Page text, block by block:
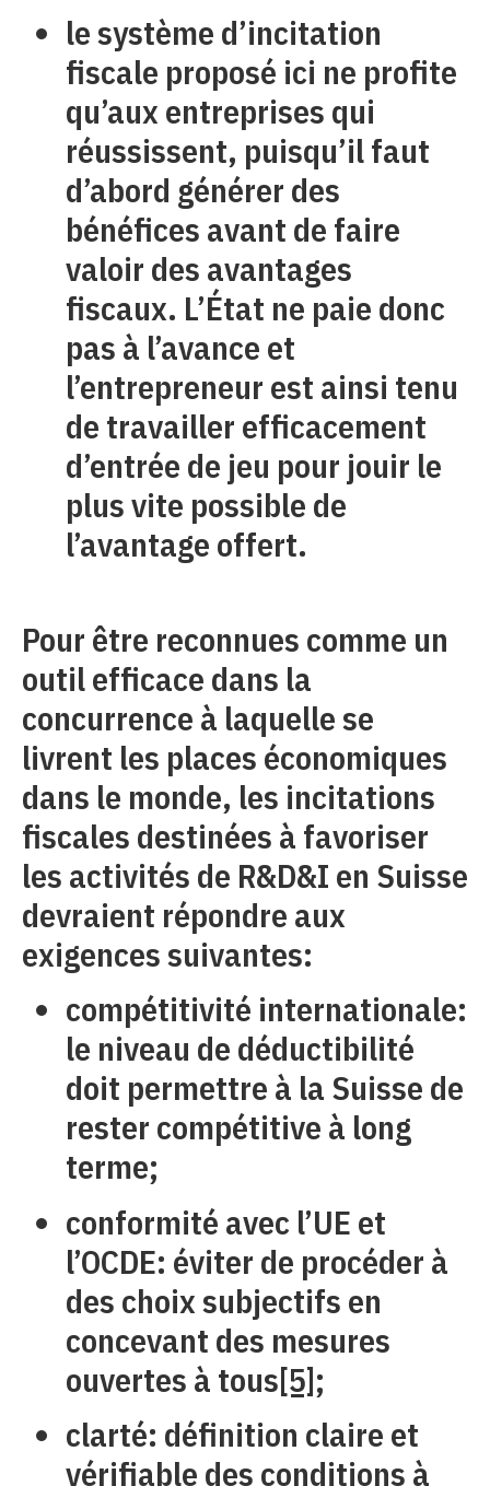
le système d’incitation
fiscale proposé ici ne profite
qu’aux entreprises qui
réussissent, puisqu’il faut
d’abord générer des
bénéfices avant de faire
valoir des avantages
fiscaux. L’État ne paie donc
pas à l’avance et
l’entrepreneur est ainsi tenu
de travailler efficacement
d’entrée de jeu pour jouir le
plus vite possible de
l’avantage offert.
Pour être reconnues comme un
outil efficace dans la
concurrence à laquelle se
livrent les places économiques
dans le monde, les incitations
fiscales destinées à favoriser
les activités de R&D&I en Suisse
devraient répondre aux
exigences suivantes:
compétitivité internationale:
le niveau de déductibilité
doit permettre à la Suisse de
rester compétitive à long
terme;
conformité avec l’UE et
l’OCDE: éviter de procéder à
des choix subjectifs en
concevant des mesures
ouvertes à tous[5];
clarté: définition claire et
vérifiable des conditions à